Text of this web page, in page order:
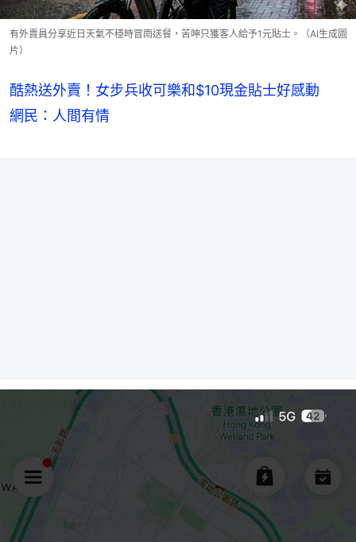
有外賣員分享近日天氣不穩時冒雨送餐，苦呻只獲客人給予1元貼士。（AI生成圖
片）
酷熱送外賣！女步兵收可樂和$10現金貼士好感動
網民：人間有情